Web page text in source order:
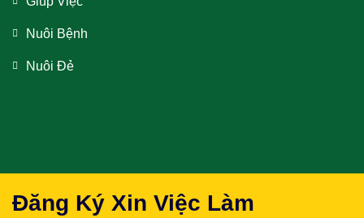
Nuôi Bệnh
Nuôi Đẻ
Đăng Ký Xin Việc Làm